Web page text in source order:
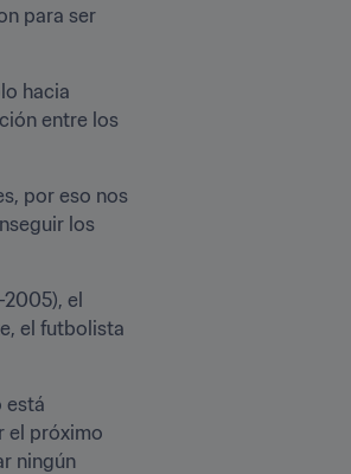
para ser
hacia
entre los
por eso nos
los
el
el futbolista
está
el próximo
ningún